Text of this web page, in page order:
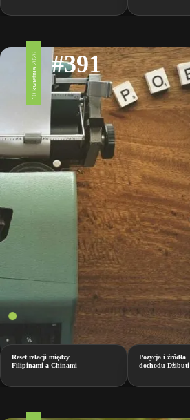
10 kwietnia 2026 #391
Reset relacji między
Filipinami a Chinami
Pozycja i źródła
dochodu Dżibuti